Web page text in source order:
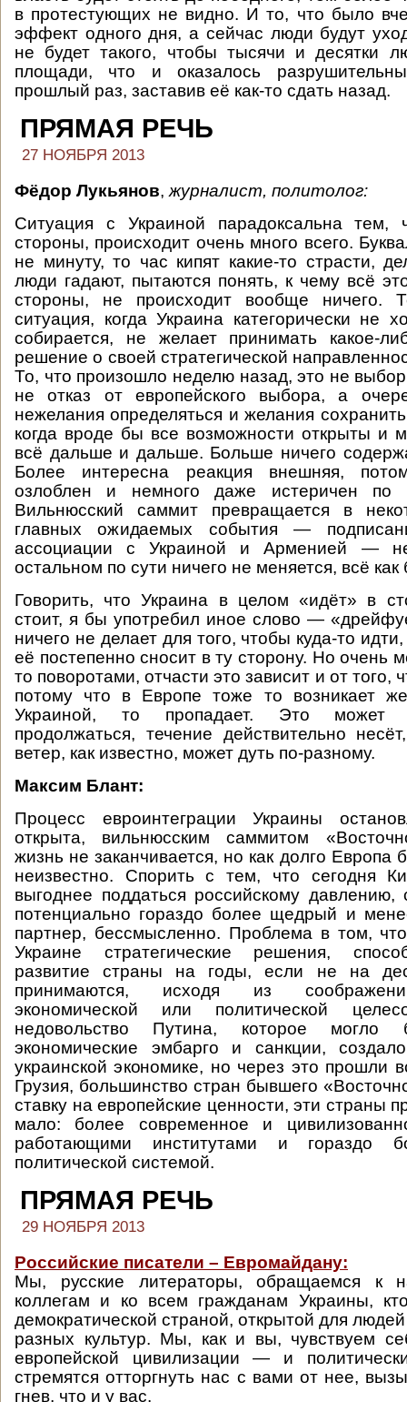
в протестующих не видно. И то, что было
эффект одного дня, а сейчас люди будут
не будет такого, чтобы тысячи и десятки
площади, что и оказалось
прошлый раз, заставив её как-то сдать назад.
ПРЯМАЯ РЕЧЬ
27 НОЯБРЯ 2013
Фёдор Лукьянов, журналист, политолог:
Ситуация с Украиной парадоксальна
стороны, происходит очень много всего.
не минуту, то час кипят какие-то страсти,
люди гадают, пытаются понять, к чему всё
стороны, не происходит вообще ничего.
ситуация, когда Украина категорически не
собирается, не желает принимать какое-
решение о своей стратегической
То, что произошло неделю назад, это не
не отказ от европейского выбора, а
нежелания определяться и желания
когда вроде бы все возможности открыты и
всё дальше и дальше. Больше ничего
Более интересна реакция внешняя,
озлоблен и немного даже истеричен по
Вильнюсский саммит превращается в
главных ожидаемых события —
ассоциации с Украиной и Арменией —
остальном по сути ничего не меняется, всё
Говорить, что Украина в целом «идёт» в
стоит, я бы употребил иное слово —
ничего не делает для того, чтобы куда-то
её постепенно сносит в ту сторону. Но очень
то поворотами, отчасти это зависит и от того,
потому что в Европе тоже то возникает
Украиной, то пропадает. Это может
продолжаться, течение действительно
ветер, как известно, может дуть по-разному.
Максим Блант:
Процесс евроинтеграции Украины
открыта, вильнюсским саммитом
жизнь не заканчивается, но как долго Европа
неизвестно. Спорить с тем, что сегодня
выгоднее поддаться российскому
потенциально гораздо более щедрый и
партнер, бессмысленно. Проблема в том,
Украине стратегические решения,
развитие страны на годы, если не на
принимаются, исходя из
экономической или политической
недовольство Путина, которое
экономические эмбарго и санкции,
украинской экономике, но через это прошли
Грузия, большинство стран бывшего
ставку на европейские ценности, эти страны
мало: более современное и
работающими институтами и гораздо
политической системой.
ПРЯМАЯ РЕЧЬ
29 НОЯБРЯ 2013
Российские писатели – Евромайдану:
Мы, русские литераторы, обращаемся к
коллегам и ко всем гражданам Украины,
демократической страной, открытой для
разных культур. Мы, как и вы, чувствуем
европейской цивилизации — и
стремятся отторгнуть нас с вами от нее,
гнев, что и у вас.